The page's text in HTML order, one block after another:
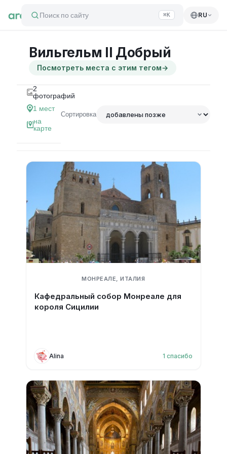
Поиск по сайту ⌘K RU
Вильгельм II Добрый
Посмотреть места с этим тегом→
2
фотографий
1 мест
на
карте
Сортировка
МОНРЕАЛЕ, ИТАЛИЯ
Кафедральный собор Монреале для
короля Сицилии
Alina 1 спасибо